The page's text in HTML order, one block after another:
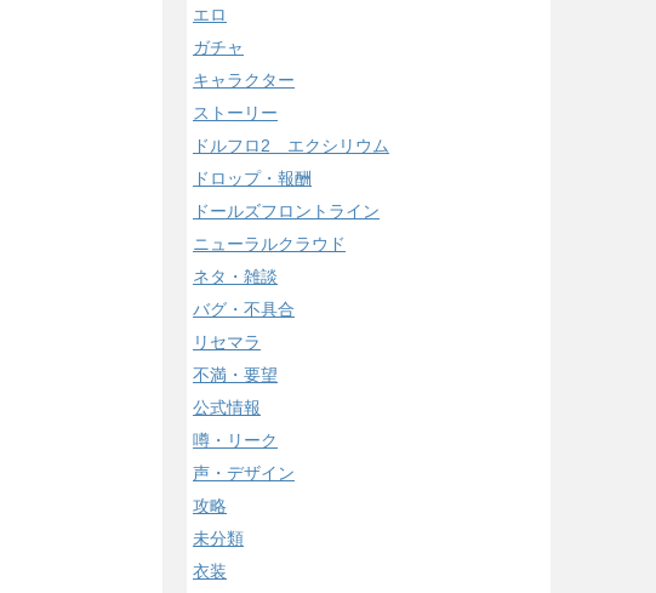
エロ
ガチャ
キャラクター
ストーリー
ドルフロ2 エクシリウム
ドロップ・報酬
ドールズフロントライン
ニューラルクラウド
ネタ・雑談
バグ・不具合
リセマラ
不満・要望
公式情報
噂・リーク
声・デザイン
攻略
未分類
衣装